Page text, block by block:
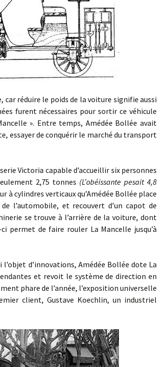
réduire le poids de la voiture signifie aussi
furent nécessaires pour sortir ce véhicule
». Entre temps, Amédée Bollée avait
essayer de conquérir le marché du transport
Victoria capable d’accueillir six personnes
2,75 tonnes (L’obéissante pesait 4,8
à cylindres verticaux qu’Amédée Bollée place
l’automobile, et recouvert d’un capot de
se trouve à l’arrière de la voiture, dont
permet de faire rouler La Mancelle jusqu’à
d’innovations, Amédée Bollée dote La
et revoit le système de direction en
phare de l’année, l’exposition universelle
client, Gustave Koechlin, un industriel